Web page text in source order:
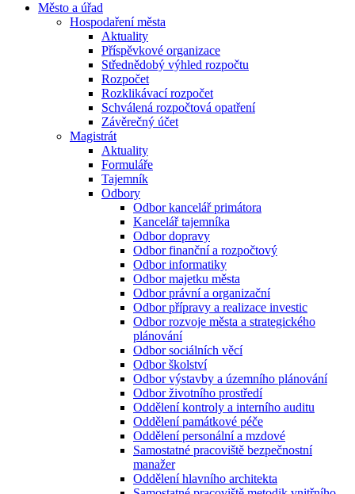
Město a úřad
Hospodaření města
Aktuality
Příspěvkové organizace
Střednědobý výhled rozpočtu
Rozpočet
Rozklikávací rozpočet
Schválená rozpočtová opatření
Závěrečný účet
Magistrát
Aktuality
Formuláře
Tajemník
Odbory
Odbor kancelář primátora
Kancelář tajemníka
Odbor dopravy
Odbor finanční a rozpočtový
Odbor informatiky
Odbor majetku města
Odbor právní a organizační
Odbor přípravy a realizace investic
Odbor rozvoje města a strategického
plánování
Odbor sociálních věcí
Odbor školství
Odbor výstavby a územního plánování
Odbor životního prostředí
Oddělení kontroly a interního auditu
Oddělení památkové péče
Oddělení personální a mzdové
Samostatné pracoviště bezpečnostní
manažer
Oddělení hlavního architekta